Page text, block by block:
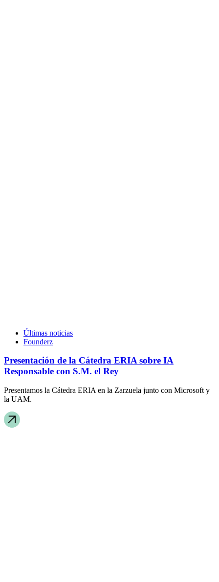
Últimas noticias
Founderz
Presentación de la Cátedra ERIA sobre IA
Responsable con S.M. el Rey
Presentamos la Cátedra ERIA en la Zarzuela junto con Microsoft y
la UAM.